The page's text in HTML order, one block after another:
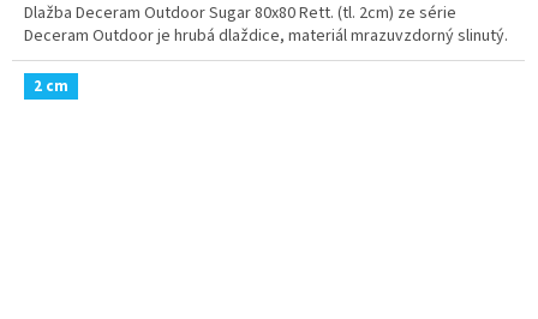
Dlažba Deceram Outdoor Sugar 80x80 Rett. (tl. 2cm) ze série
Deceram Outdoor je hrubá dlaždice, materiál mrazuvzdorný slinutý.
2 cm